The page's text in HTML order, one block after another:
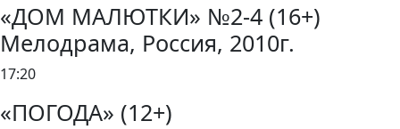
«ДОМ МАЛЮТКИ» №2-4 (16+)
Мелодрама, Россия, 2010г.
17:20
«ПОГОДА» (12+)